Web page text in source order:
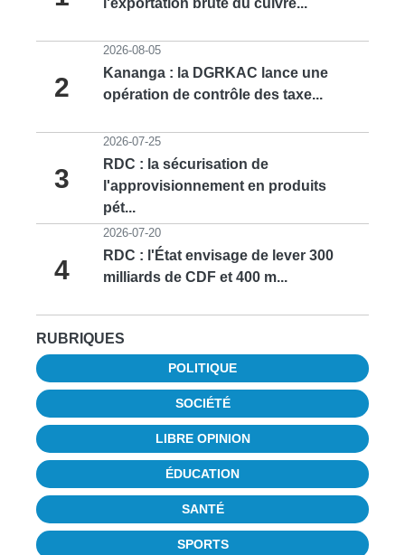
l'exportation brute du cuivre...
2
2026-08-05
Kananga : la DGRKAC lance une
opération de contrôle des taxe...
3
2026-07-25
RDC : la sécurisation de
l'approvisionnement en produits
pét...
4
2026-07-20
RDC : l'État envisage de lever 300
milliards de CDF et 400 m...
RUBRIQUES
POLITIQUE
SOCIÉTÉ
LIBRE OPINION
ÉDUCATION
SANTÉ
SPORTS